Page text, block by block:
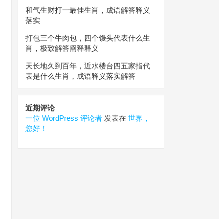
和气生财打一最佳生肖，成语解答释义
落实
打包三个牛肉包，四个馒头代表什么生
肖，极致解答阐释释义
天长地久到百年，近水楼台四五家指代
表是什么生肖，成语释义落实解答
近期评论
一位 WordPress 评论者 发表在 世界，
您好！